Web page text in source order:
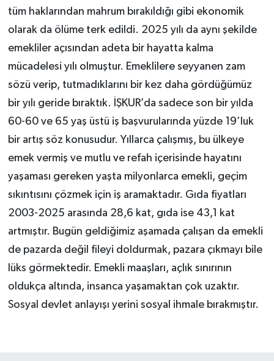
tüm haklarından mahrum bırakıldığı gibi ekonomik
olarak da ölüme terk edildi. 2025 yılı da aynı şekilde
emekliler açısından adeta bir hayatta kalma
mücadelesi yılı olmuştur. Emeklilere seyyanen zam
sözü verip, tutmadıklarını bir kez daha gördüğümüz
bir yılı geride bıraktık. İŞKUR’da sadece son bir yılda
60-60 ve 65 yaş üstü iş başvurularında yüzde 19’luk
bir artış söz konusudur. Yıllarca çalışmış, bu ülkeye
emek vermiş ve mutlu ve refah içerisinde hayatını
yaşaması gereken yaşta milyonlarca emekli, geçim
sıkıntısını çözmek için iş aramaktadır. Gıda fiyatları
2003-2025 arasında 28,6 kat, gıda ise 43,1 kat
artmıştır. Bugün geldiğimiz aşamada çalışan da emekli
de pazarda değil fileyi doldurmak, pazara çıkmayı bile
lüks görmektedir. Emekli maaşları, açlık sınırının
oldukça altında, insanca yaşamaktan çok uzaktır.
Sosyal devlet anlayışı yerini sosyal ihmale bırakmıştır.